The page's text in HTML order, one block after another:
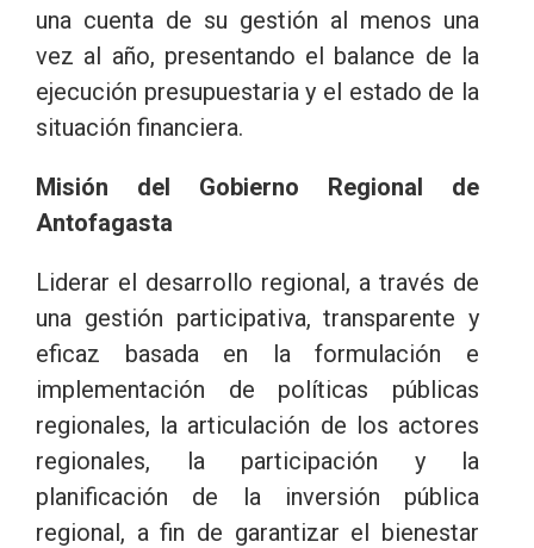
una cuenta de su gestión al menos una
vez al año, presentando el balance de la
ejecución presupuestaria y el estado de la
situación financiera.
Misión del Gobierno Regional de
Antofagasta
Liderar el desarrollo regional, a través de
una gestión participativa, transparente y
eficaz basada en la formulación e
implementación de políticas públicas
regionales, la articulación de los actores
regionales, la participación y la
planificación de la inversión pública
regional, a fin de garantizar el bienestar